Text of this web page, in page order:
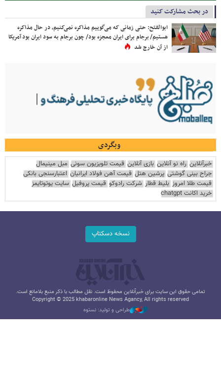
در بحث مشارکت کنید
ابوالفتح: حتی زمانی که می‌گوییم مذاکره نمی‌کنیم، در حال مذاکره
هستیم/ برجام برای ایران معجزه بود/ چون برجام به سود ایران بود آمریکا
از آن خارج شد
وبگردی
خبرآنلاین راه نو آنلاین بازی آنلاین قیمت تلویزیون سونی مبل مینیمال
جراح بینی گوشتی پرشین هتل قیمت آهن فولاد ایرانیان اعتبارسنجی بانکی
قیمت طلا امروز بلیط قطار شرکت رادوکو قیمت پروفیل سایت یوتوتایمز
خرید اکانت chatgpt
نسخه دسکتاپ
تمامی حقوق این سایت برای خبرآنلاین محفوظ است. نقل مطالب با ذکر منبع بلامانع است.
Copyright © 2025 khabaronline News Agancy, All rights reserved
طراحی و تولید: نستوه